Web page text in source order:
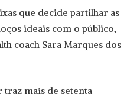
que decide partilhar as
ideais com o público,
coach Sara Marques dos
traz mais de setenta